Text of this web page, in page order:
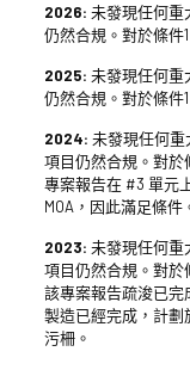
2026: 未發現任何重
仍然合規。對於條件
2025: 未發現任何重
仍然合規。對於條件
2024: 未發現任何
項目仍然合規。對於
專案報告在 #3 單元
MOA，因此滿足條件
2023: 未發現任何重
項目仍然合規。對於
該專案報告疏浚已完
製造已經完成，計劃
污柵。